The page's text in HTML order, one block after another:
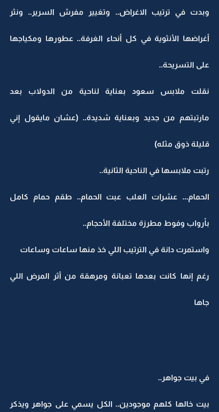
وبدت في ترتيب الاغراض.. وتغيير مفرش السرير.. ونثر
أغراضها الأنثوية في كل أنحاء الغرفة.. عطورها ومكياجها
على التسريحة..
نقلت ملابس سعود بعناية لناحية من الدولاب بعد
مارتبتهم من جديد وبعناية شديدة.. (عشان مايقول إني
قليلة ذوق مثله)
رتبت ملابسها في الناحية الثانية..
الحمام... عشرات العلب عبت الحمام.. طقم حمام كامل
بأرواب وفوط مطرزة مختلفة الأحجام..
واستمرت دانة في الترتيب اللي خذ منها ساعات وساعات
رغم إنها كانت بعدها تعبانة ومرهقة من أثر المرض اللي
جاها
في بيت جواهر..
بيت خالها كلهم موجودين.. الكل يسمي على جواهر ويذكر